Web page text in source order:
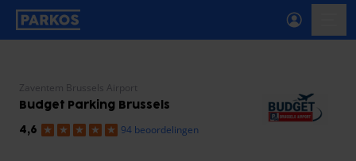
label-voor-primaire-navigatie
Zaventem Brussels Airport
Budget Parking Brussels
4,6 94 beoordelingen